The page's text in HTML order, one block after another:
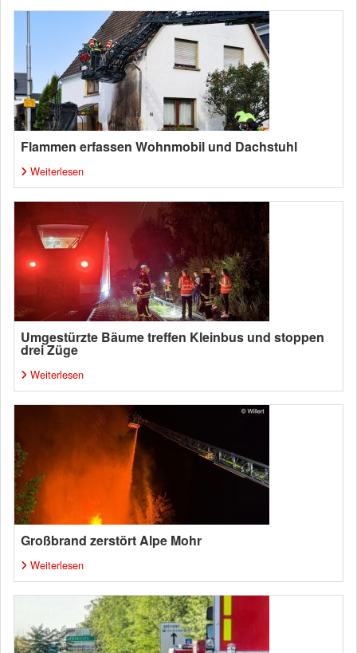
Flammen erfassen Wohnmobil und Dachstuhl
Weiterlesen
Umgestürzte Bäume treffen Kleinbus und stoppen
drei Züge
Weiterlesen
Großbrand zerstört Alpe Mohr
Weiterlesen